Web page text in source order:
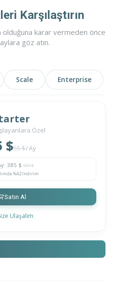
Karşılaştırın
karar vermeden önce
göz atın.
Scale Enterprise
Özel
$55 $/ Ay
385 $ 660 $
%42 İndirim
Satın Al
Ulaşalım